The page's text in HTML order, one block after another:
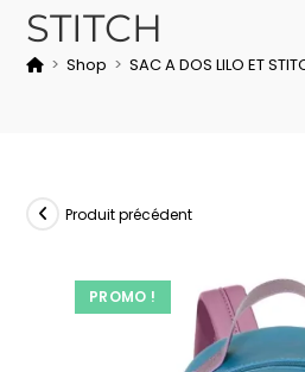
STITCH
> Shop > SAC A DOS LILO ET
PROMO !
Produit précédent